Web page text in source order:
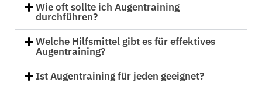
Wie oft sollte ich Augentraining
durchführen?
Welche Hilfsmittel gibt es für effektives
Augentraining?
Ist Augentraining für jeden geeignet?